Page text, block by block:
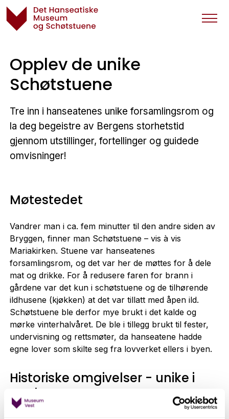
Opplev de unike
Schøtstuene
Tre inn i hanseatenes unike forsamlingsrom og
la deg begeistre av Bergens storhetstid
gjennom utstillinger, fortellinger og guidede
omvisninger!
Møtestedet
Vandrer man i ca. fem minutter til den andre siden av
Bryggen, finner man Schøtstuene – vis à vis
Mariakirken. Stuene var hanseatenes
forsamlingsrom, og det var her de møttes for å dele
mat og drikke. For å redusere faren for brann i
gårdene var det kun i schøtstuene og de tilhørende
ildhusene (kjøkken) at det var tillatt med åpen ild.
Schøtstuene ble derfor mye brukt i det kalde og
mørke vinterhalvåret. De ble i tillegg brukt til fester,
undervisning og rettsmøter, da hanseatene hadde
egne lover som skilte seg fra lovverket ellers i byen.
Historiske omgivelser - unike i
verden